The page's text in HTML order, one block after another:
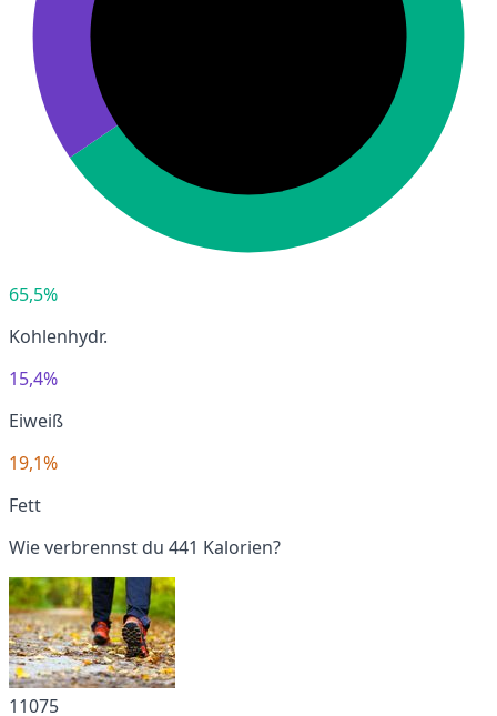
65,5%
Kohlenhydr.
15,4%
Eiweiß
19,1%
Fett
Wie verbrennst du 441 Kalorien?
11075